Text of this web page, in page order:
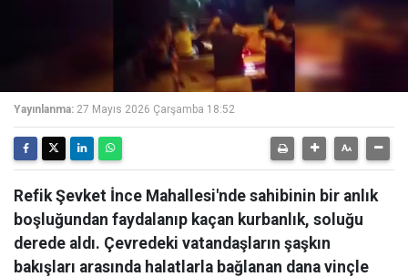
Yayınlanma: 27 Mayıs 2026 Çarşamba 18:52
Refik Şevket İnce Mahallesi'nde sahibinin bir anlık
boşluğundan faydalanıp kaçan kurbanlık, soluğu
derede aldı. Çevredeki vatandaşların şaşkın
bakışları arasında halatlarla bağlanan dana vinçle